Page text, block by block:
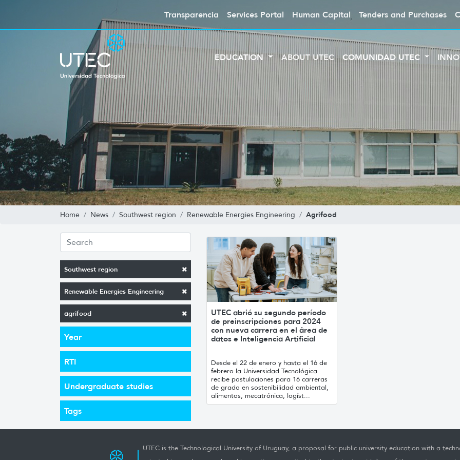
Transparencia Services Portal Human Capital Tenders and Purchases
EDUCATION ABOUT UTEC COMUNIDAD UTEC
Home News Southwest region Renewable Energies Engineering Agrifood
Southwest region
Renewable Energies Engineering
agrifood
Year
RTI
Undergraduate studies
Tags
UTEC abrió su segundo período
de preinscripciones para 2024
con nueva carrera en el área de
datos e Inteligencia Artificial
Desde el 22 de enero y hasta el 16 de
febrero la Universidad Tecnológica
recibe postulaciones para 16 carreras
de grado en sostenibilidad ambiental,
alimentos, mecatrónica, logíst...
UTEC is the Technological University of Uruguay, a proposal for public university education with a